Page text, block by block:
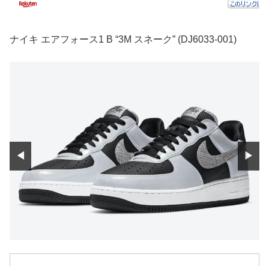
ナイキ エアフォース1 B “3M スネーク” (DJ6033-001)
◀ ▶